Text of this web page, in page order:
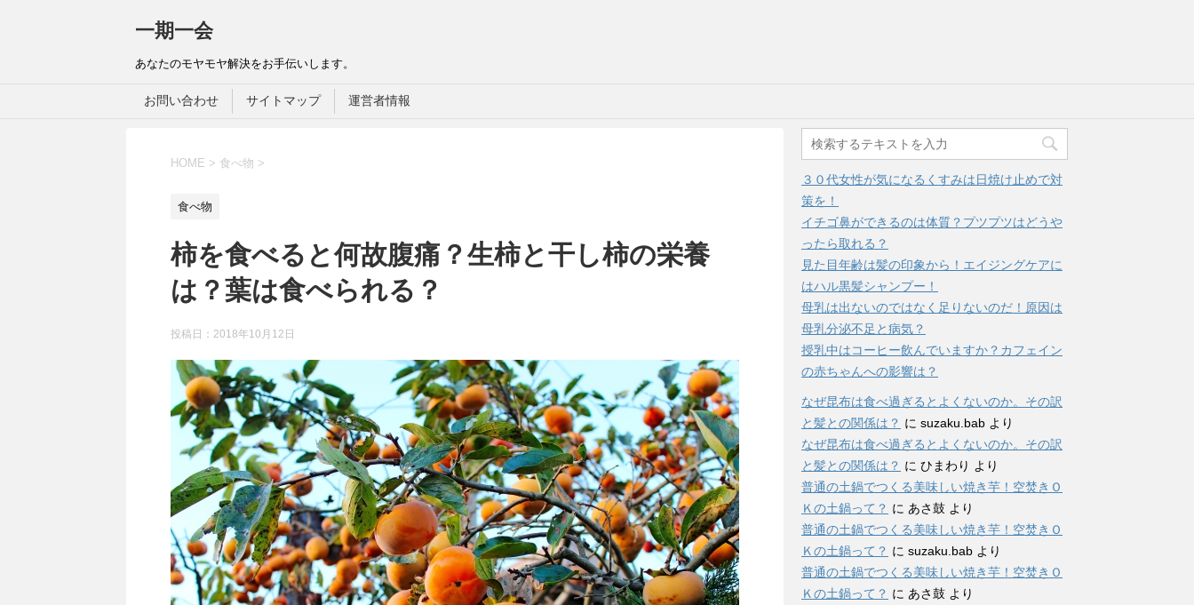
一期一会
あなたのモヤモヤ解決をお手伝いします。
お問い合わせ サイトマップ 運営者情報
HOME > 食べ物 >
食べ物
柿を食べると何故腹痛？生柿と干し柿の栄養
は？葉は食べられる？
投稿日： 2018年10月12日
３０代女性が気になるくすみは日焼け止めで対
策を！
イチゴ鼻ができるのは体質？プツプツはどうや
ったら取れる？
見た目年齢は髪の印象から！エイジングケアに
はハル黒髪シャンプー！
母乳は出ないのではなく足りないのだ！原因は
母乳分泌不足と病気？
授乳中はコーヒー飲んでいますか？カフェイン
の赤ちゃんへの影響は？
なぜ昆布は食べ過ぎるとよくないのか。その訳
と髪との関係は？ に suzaku.bab より
なぜ昆布は食べ過ぎるとよくないのか。その訳
と髪との関係は？ に ひまわり より
普通の土鍋でつくる美味しい焼き芋！空焚きＯ
Ｋの土鍋って？ に あさ鼓 より
普通の土鍋でつくる美味しい焼き芋！空焚きＯ
Ｋの土鍋って？ に suzaku.bab より
普通の土鍋でつくる美味しい焼き芋！空焚きＯ
Ｋの土鍋って？ に あさ鼓 より